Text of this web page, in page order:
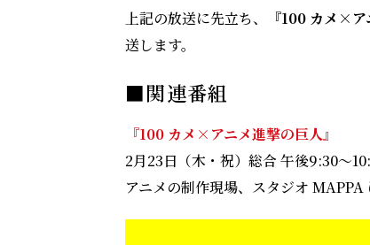
上記の放送に先立ち、 『100 カメ×ア
送します。
■関連番組
『100 カメ×アニメ進撃の巨人』
2月23日（木・祝）総合 午後9:30～
アニメの制作現場、スタジオ MAPPA